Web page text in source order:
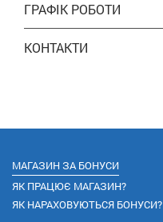
ГРАФІК РОБОТИ
КОНТАКТИ
МАГАЗИН ЗА БОНУСИ
ЯК ПРАЦЮЄ МАГАЗИН?
ЯК НАРАХОВУЮТЬСЯ БОНУСИ?